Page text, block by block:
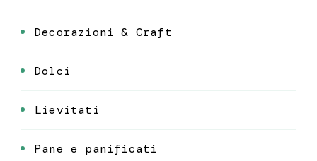
Decorazioni & Craft
Dolci
Lievitati
Pane e panificati